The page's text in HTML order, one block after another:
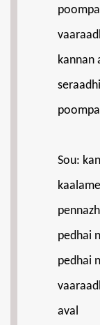
kannan
Sou:
pedhai
pedhai
aval